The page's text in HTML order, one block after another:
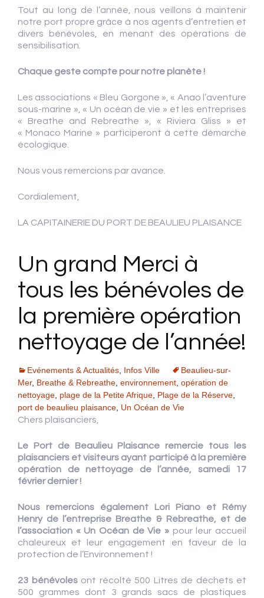
Tout au long de l’année, nous veillons à maintenir
notre port propre grâce à nos agents d’entretien et
divers bénévoles, en menant des opérations de
sensibilisation.
Chaque geste compte pour notre planète !
Les associations « Bleu Gorgone », « Anao l’aventure
sous-marine », « Un océan de vie » et les entreprises
« Breathe and Rebreathe », « Riviera Gliss » et
« Monaco Marine » participeront à cette démarche
écologique.
Nous vous remercions par avance.
Cordialement,
LA CAPITAINERIE DU PORT DE BEAULIEU PLAISANCE
Un grand Merci à
tous les bénévoles de
la première opération
nettoyage de l’année!
Evénements & Actualités Infos Ville
Beaulieu-sur-
Mer, Breathe & Rebreathe environnement opération de
nettoyage plage de la Petite Afrique Plage de la Réserve
port de beaulieu plaisance Un Océan de Vie
Chers plaisanciers,
Le Port de Beaulieu Plaisance remercie tous les
plaisanciers et visiteurs ayant participé à la première
opération de nettoyage de l’année, samedi 17
février dernier !
Nous remercions également Lori Piano et Rémy
Henry de l’entreprise Breathe & Rebreathe, et de
l’association « Un Océan de Vie » pour leur accueil
chaleureux et leur engagement en faveur de la
protection de l’Environnement !
23 bénévolesont récolté 500 Litres de déchets et
500 grammes dont 3 grands sacs de plastiques